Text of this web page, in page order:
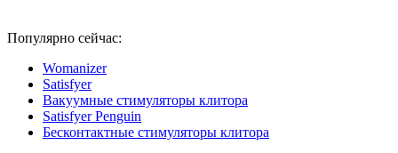
Популярно сейчас:
Womanizer
Satisfyer
Вакуумные стимуляторы клитора
Satisfyer Penguin
Бесконтактные стимуляторы клитора